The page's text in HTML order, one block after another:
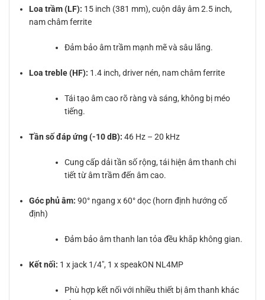
Loa trầm (LF): 15 inch (381 mm), cuộn dây âm 2.5 inch,
nam châm ferrite
Đảm bảo âm trầm mạnh mẽ và sâu lắng.
Loa treble (HF): 1.4 inch, driver nén, nam châm ferrite
Tái tạo âm cao rõ ràng và sáng, không bị méo
tiếng.
Tần số đáp ứng (-10 dB): 46 Hz – 20 kHz
Cung cấp dải tần số rộng, tái hiện âm thanh chi
tiết từ âm trầm đến âm cao.
Góc phủ âm: 90° ngang x 60° dọc (horn định hướng cố
định)
Đảm bảo âm thanh lan tỏa đều khắp không gian.
Kết nối: 1 x jack 1/4″, 1 x speakON NL4MP
Phù hợp kết nối với nhiều thiết bị âm thanh khác